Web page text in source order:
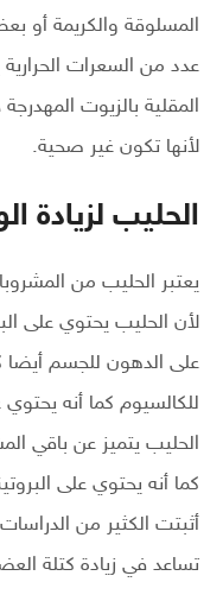
المسلوقة والكريمة أو
عدد من السعرات
المقلية بالزيوت
لأنها تكون غير صحية.
الحليب لزيادة
يعتبر الحليب من
لأن الحليب يحتوي على
على الدهون للجسم أيضا
للكالسيوم كما أنه
الحليب يتميز عن باقي
كما أنه يحتوي على
أثبتت الكثير من
تساعد في زيادة كتلة